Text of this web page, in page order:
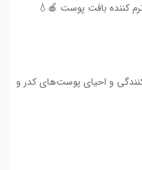
کننده بافت پوست 🍎💧
و احیای پوست‌های کدر و